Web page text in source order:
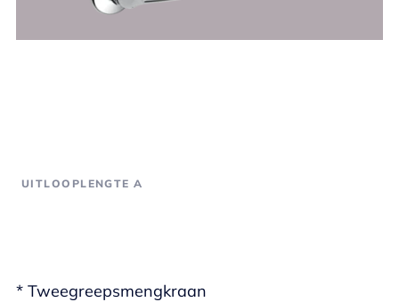
* Tweegreepsmengkraan
UITLOOPLENGTE A